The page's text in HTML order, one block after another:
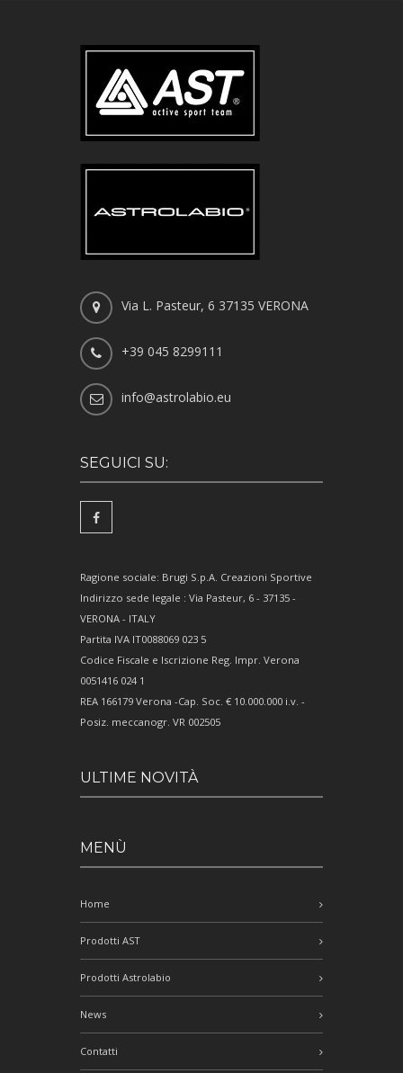
Via L. Pasteur, 6 37135 VERONA
+39 045 8299111
info@astrolabio.eu
SEGUICI SU:
Ragione sociale: Brugi S.p.A. Creazioni Sportive
Indirizzo sede legale : Via Pasteur, 6 - 37135 -
VERONA - ITALY
Partita IVA IT0088069 023 5
Codice Fiscale e Iscrizione Reg. Impr. Verona
0051416 024 1
REA 166179 Verona -Cap. Soc. € 10.000.000 i.v. -
Posiz. meccanogr. VR 002505
ULTIME NOVITÀ
MENÙ
Home
Prodotti AST
Prodotti Astrolabio
News
Contatti